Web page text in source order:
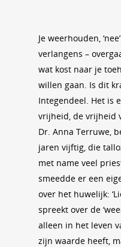
Je weerhouden,
verlangens –
wat kost naar je
willen gaan. Is dit
Integendeel. Het is
vrijheid, de vrijheid
Dr. Anna Terruwe,
jaren vijftig, die
met name veel
smeedde er een
over het huwelijk:
spreekt over de
alleen in het leven
zijn waarde heeft,